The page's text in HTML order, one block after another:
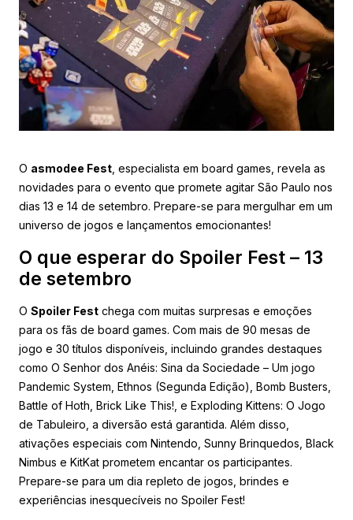
O asmodee Fest , especialista em board games, revela as
novidades para o evento que promete agitar São Paulo nos
dias 13 e 14 de setembro. Prepare-se para mergulhar em um
universo de jogos e lançamentos emocionantes!
O que esperar do Spoiler Fest – 13
de setembro
O Spoiler Fest chega com muitas surpresas e emoções
para os fãs de board games. Com mais de 90 mesas de
jogo e 30 títulos disponíveis, incluindo grandes destaques
como O Senhor dos Anéis: Sina da Sociedade – Um jogo
Pandemic System, Ethnos (Segunda Edição), Bomb Busters,
Battle of Hoth, Brick Like This!, e Exploding Kittens: O Jogo
de Tabuleiro, a diversão está garantida. Além disso,
ativações especiais com Nintendo, Sunny Brinquedos, Black
Nimbus e KitKat prometem encantar os participantes.
Prepare-se para um dia repleto de jogos, brindes e
experiências inesquecíveis no Spoiler Fest!